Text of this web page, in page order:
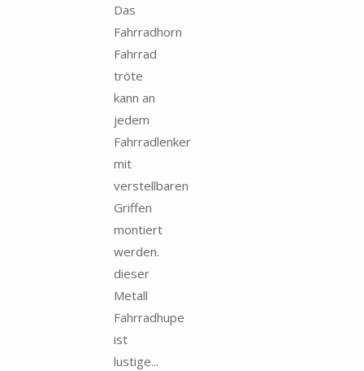
Das
Fahrradhorn
Fahrrad
tröte
kann an
jedem
Fahrradlenker
mit
verstellbaren
Griffen
montiert
werden.
dieser
Metall
Fahrradhupe
ist
lustige...